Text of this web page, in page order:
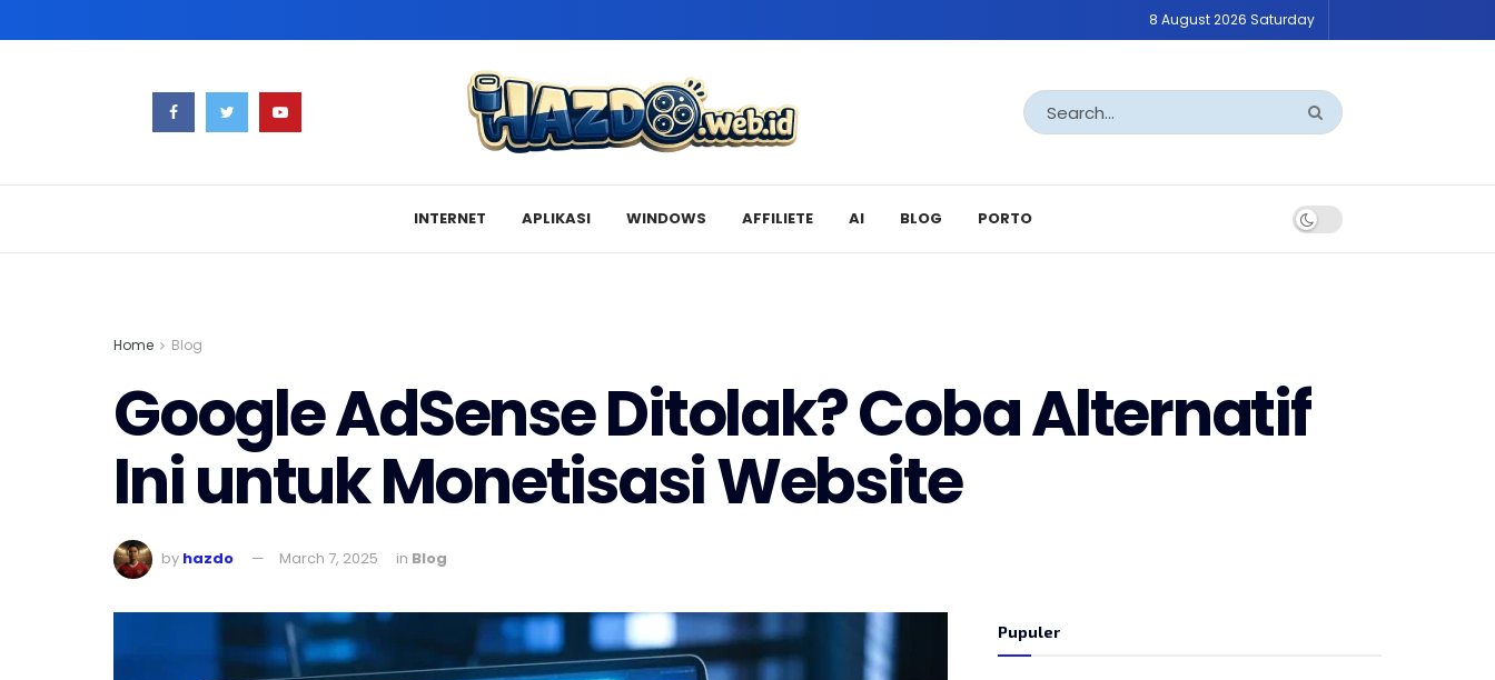
8 August 2026 Saturday
INTERNET APLIKASI WINDOWS AFFILIETE AI BLOG PORTO
Home Blog
Google AdSense Ditolak? Coba Alternatif
Ini untuk Monetisasi Website
by hazdo March 7, 2025 in Blog
Pupuler